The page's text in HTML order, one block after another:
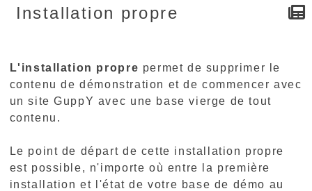
Installation propre
L'installation propre permet de supprimer le
contenu de démonstration et de commencer avec
un site GuppY avec une base vierge de tout
contenu.
Le point de départ de cette installation propre
est possible, n'importe où entre la première
installation et l'état de votre base de démo au